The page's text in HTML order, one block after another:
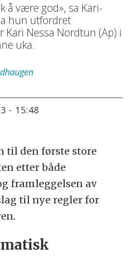
å være god», sa Kari-
hun utfordret
Nessa Nordtun (Ap) i
uka.
- 15:48
til den første store
etter både
framleggelsen av
til nye regler for